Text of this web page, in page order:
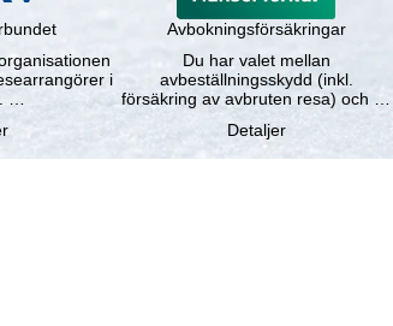
i
Tyskland. …
Avbokningsförsäkringar
Du har valet mellan
avbeställningsskydd (inkl.
försäkring av avbruten resa) och …
Detaljer